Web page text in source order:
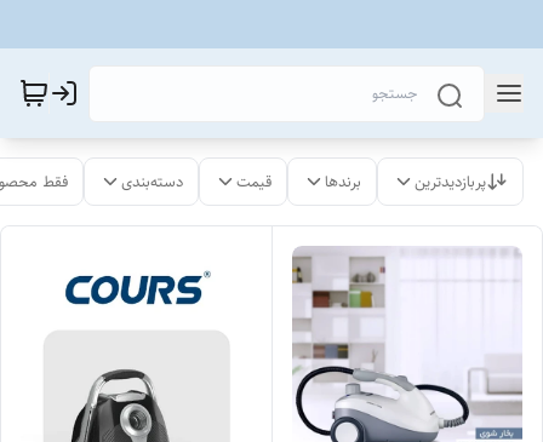
پربازدیدترین برندها قیمت دسته‌بندی فقط